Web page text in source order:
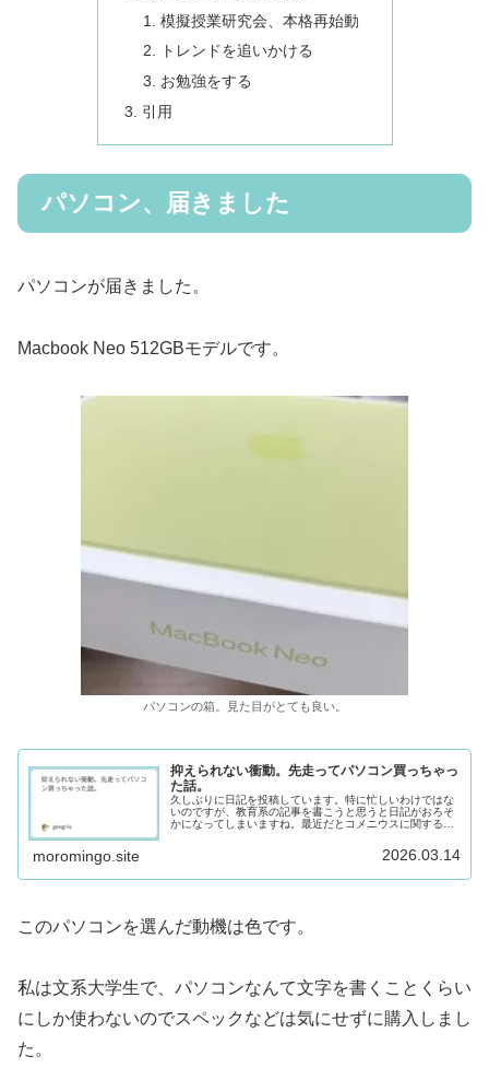
模擬授業研究会、本格再始動
トレンドを追いかける
お勉強をする
引用
パソコン、届きました
パソコンが届きました。
Macbook Neo 512GBモデルです。
パソコンの箱。見た目がとても良い。
抑えられない衝動。先走ってパソコン買っちゃっ
た話。
久しぶりに日記を投稿しています。特に忙しいわけではな
いのですが、教育系の記事を書こうと思うと日記がおろそ
かになってしまいますね。最近だとコメニウスに関する記
moromingo.site 2026.03.14
このパソコンを選んだ動機は色です。
私は文系大学生で、パソコンなんて文字を書くことくらい
にしか使わないのでスペックなどは気にせずに購入しまし
た。